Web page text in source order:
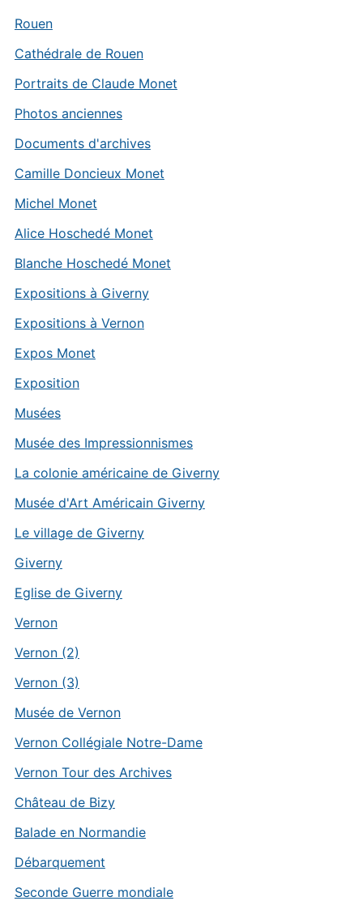
Rouen
Cathédrale de Rouen
Portraits de Claude Monet
Photos anciennes
Documents d'archives
Camille Doncieux Monet
Michel Monet
Alice Hoschedé Monet
Blanche Hoschedé Monet
Expositions à Giverny
Expositions à Vernon
Expos Monet
Exposition
Musées
Musée des Impressionnismes
La colonie américaine de Giverny
Musée d'Art Américain Giverny
Le village de Giverny
Giverny
Eglise de Giverny
Vernon
Vernon (2)
Vernon (3)
Musée de Vernon
Vernon Collégiale Notre-Dame
Vernon Tour des Archives
Château de Bizy
Balade en Normandie
Débarquement
Seconde Guerre mondiale